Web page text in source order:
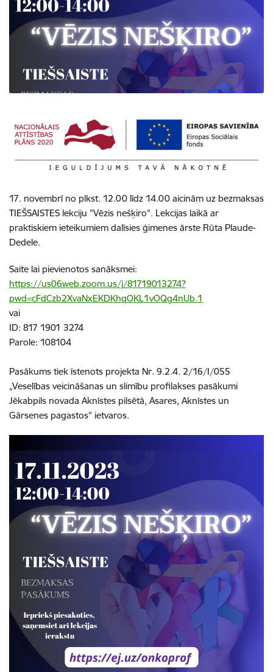
17. novembrī no plkst. 12.00 līdz 14.00 aicinām uz bezmaksas
TIEŠSAISTES lekciju "Vēzis nešķiro". Lekcijas laikā ar
praktiskiem ieteikumiem dalīsies ģimenes ārste Rūta Plaude-
Dedele.
Saite lai pievienotos sanāksmei:
https://us06web.zoom.us/j/81719013274?
pwd=cFdCzb2XvaNxEKDKhqOKL1vOQg4nUb.1
vai
ID: 817 1901 3274
Parole: 108104
Pasākums tiek īstenots projekta Nr. 9.2.4. 2/16/I/055
„Veselības veicināšanas un slimību profilakses pasākumi
Jēkabpils novada Aknīstes pilsētā, Asares, Aknīstes un
Gārsenes pagastos” ietvaros.